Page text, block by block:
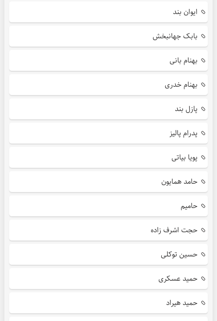
ایوان بند
بابک جهانبخش
بهنام بانی
بهنام خدری
پازل بند
پدرام پالیز
پویا بیاتی
حامد همایون
حامیم
حجت اشرف زاده
حسین توکلی
حمید عسکری
حمید هیراد